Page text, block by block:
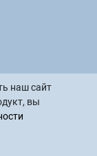
наш сайт
вы